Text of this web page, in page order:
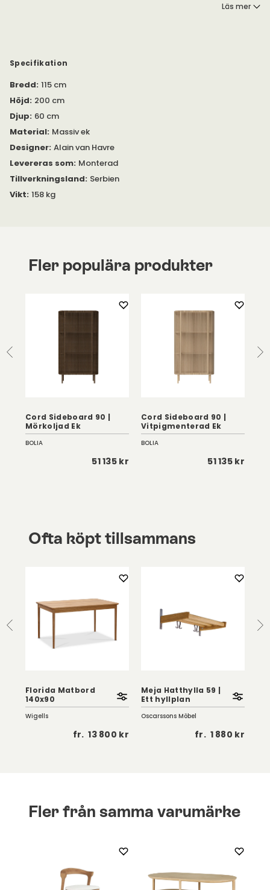
Observera! Garderoben har en vikt på 158 kilogram. Vi
kassan.
Läs mer
Specifikation
Bredd: 115 cm
Höjd: 200 cm
Djup: 60 cm
Material: Massiv ek
Designer: Alain van Havre
Levereras som: Monterad
Tillverkningsland: Serbien
Vikt: 158 kg
Fler populära produkter
Cord Sideboard 90 |
Mörkoljad Ek
BOLIA
51 135 kr
Cord Sideboard 90 |
Vitpigmenterad Ek
BOLIA
51 135 kr
Ofta köpt tillsammans
Florida Matbord
140x90
Wigells
fr. 13 800 kr
Meja Hatthylla 59 |
Ett hyllplan
Oscarssons Möbel
fr. 1 880 kr
Fler från samma varumärke